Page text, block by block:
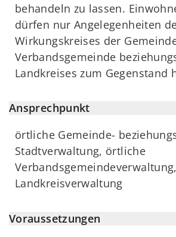
behandeln zu lassen.
dürfen nur Angelegenheiten
Wirkungskreises der
Verbandsgemeinde
Landkreises zum Gegenstand
Ansprechpunkt
örtliche Gemeinde-
Stadtverwaltung, örtliche
Landkreisverwaltung
Voraussetzungen